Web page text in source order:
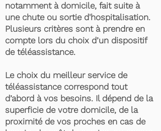
notamment à domicile, fait suite à
une chute ou sortie d'hospitalisation.
Plusieurs critères sont à prendre en
compte lors du choix d’un dispositif
de téléassistance.
Le choix du meilleur service de
téléassistance correspond tout
d’abord à vos besoins. Il dépend de la
superficie de votre domicile, de la
proximité de vos proches en cas de